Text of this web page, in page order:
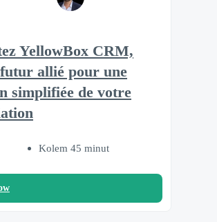
YellowBox CRM,
allié pour une
simplifiée de votre
Kolem 45 minut